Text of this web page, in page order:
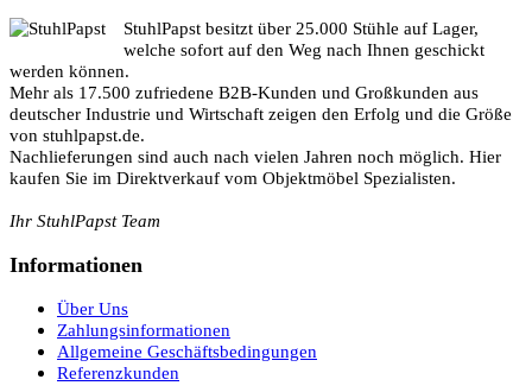
StuhlPapst besitzt über 25.000 Stühle auf Lager,
welche sofort auf den Weg nach Ihnen geschickt
werden können.
Mehr als 17.500 zufriedene B2B-Kunden und Großkunden aus
deutscher Industrie und Wirtschaft zeigen den Erfolg und die Größe
von stuhlpapst.de.
Nachlieferungen sind auch nach vielen Jahren noch möglich. Hier
kaufen Sie im Direktverkauf vom Objektmöbel Spezialisten.
Ihr StuhlPapst Team
Informationen
Über Uns
Zahlungsinformationen
Allgemeine Geschäftsbedingungen
Referenzkunden